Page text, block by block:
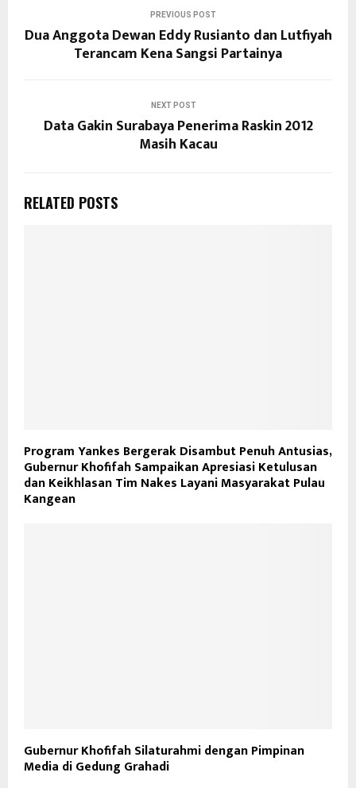
PREVIOUS POST
Dua Anggota Dewan Eddy Rusianto dan Lutfiyah
Terancam Kena Sangsi Partainya
NEXT POST
Data Gakin Surabaya Penerima Raskin 2012
Masih Kacau
RELATED POSTS
Program Yankes Bergerak Disambut Penuh Antusias,
Gubernur Khofifah Sampaikan Apresiasi Ketulusan
dan Keikhlasan Tim Nakes Layani Masyarakat Pulau
Kangean
Gubernur Khofifah Silaturahmi dengan Pimpinan
Media di Gedung Grahadi